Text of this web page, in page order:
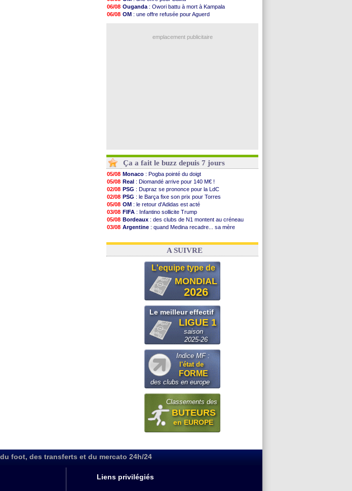
14h43
OM : la piste Goore en attaque
14h14
PSG: ça négocie avec le Barça pour Torres
13h59
Amical: Rennes s'incline contre Brentford
: Mourinho durcit les règles
06/08 Ouganda : Owori battu à mort à Kampala
06/08 OM : une offre refusée pour Aguerd
emplacement publicitaire
Ça a fait le buzz depuis 7 jours
05/08 Monaco : Pogba pointé du doigt
05/08 Real : Diomandé arrive pour 140 M€ !
02/08 PSG : Dupraz se prononce pour la LdC
02/08 PSG : le Barça fixe son prix pour Torres
05/08 OM : le retour d'Adidas est acté
03/08 FIFA : Infantino sollicite Trump
05/08 Bordeaux : des clubs de N1 montent au créneau
03/08 Argentine : quand Medina recadre... sa mère
03/08 OM: Paixão attire un 2e club anglais
A SUIVRE
L'equipe type de
MONDIAL
2026
Le meilleur effectif
LIGUE 1
saison
2025-26
Indice MF :
l'état de
FORME
des clubs en europe
Classements des
BUTEURS
en EUROPE
foot, des transferts et du mercato 24h/24
Liens privilégiés